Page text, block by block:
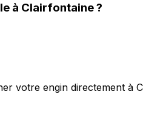
à Clairfontaine?
votre engin directement à